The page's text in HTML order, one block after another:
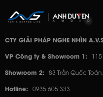
CTY GIẢI PHÁP NGHE NHÌN
VP Công ty & Showroom 1:
Showroom 2: 83 Trần Quốc
Hotline: 0935 605 333